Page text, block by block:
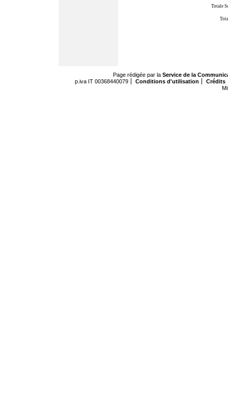
Totale
Page rédigée par la Service de la
p.iva IT 00368440079
Conditions d'utilisation
Crédits